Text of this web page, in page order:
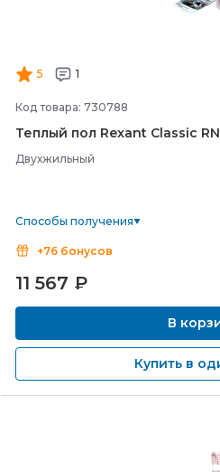
5 1
Код товара: 730788
Теплый пол Rexant Classic
Двухжильный
Способы получения
+76 бонусов
11 567 ₽
В
Купить в